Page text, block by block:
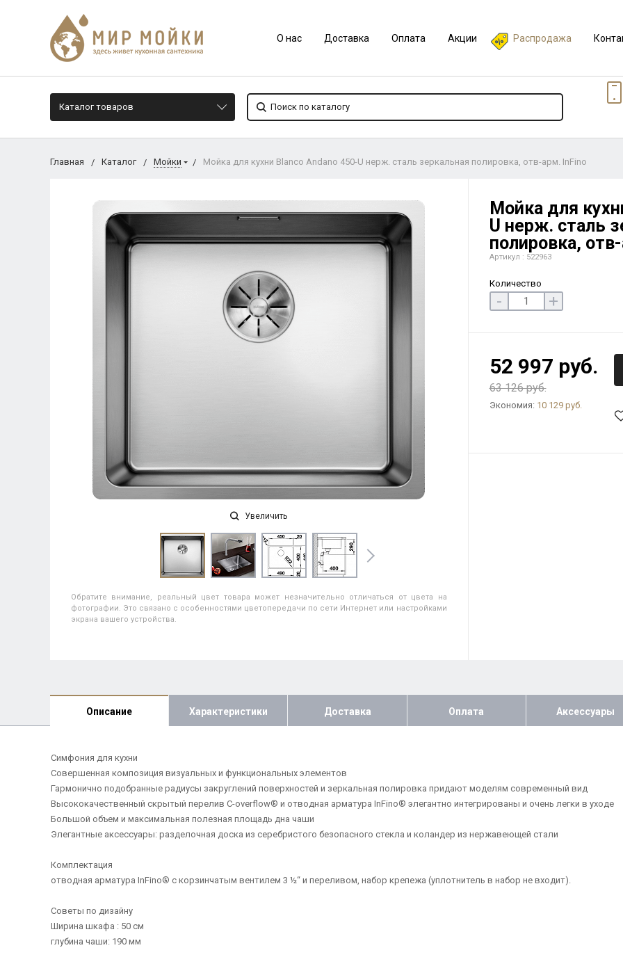
О нас Доставка Оплата Акции Распродажа
Каталог товаров
Главная Каталог Мойки Мойка для кухни Blanco Andano 450-U нерж. сталь зеркальная полировка, отв-арм. InFino
Увеличить
Обратите внимание, реальный цвет товара может незначительно отличаться от цвета на
фотографии. Это связано с особенностями цветопередачи по сети Интернет или настройками
экрана вашего устройства.
Мойка для
U нерж. сталь
полировка,
Артикул : 522963
Количество
- +
52 997 руб.
63 126 руб.
Экономия: 10 129 руб.
Описание Характеристики Доставка Оплата Аксессуары
Симфония для кухни
Совершенная композиция визуальных и функциональных элементов
Гармонично подобранные радиусы закруглений поверхностей и зеркальная полировка придают моделям современный вид
Высококачественный скрытый перелив C-overflow® и отводная арматура InFino® элегантно интегрированы и очень легки в уходе
Большой объем и максимальная полезная площадь дна чаши
Элегантные аксессуары: разделочная доска из серебристого безопасного стекла и коландер из нержавеющей стали
Комплектация
отводная арматура InFino® с корзинчатым вентилем 3 ½“ и переливом, набор крепежа (уплотнитель в набор не входит).
Советы по дизайну
Ширина шкафа : 50 см
глубина чаши: 190 мм